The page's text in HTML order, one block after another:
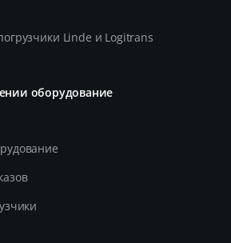
Linde и Logitrans
оборудование